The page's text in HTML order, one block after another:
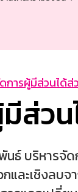
การผู้มีส่วนได้ส่
ส่ว
ธ์ บริหารจั
และเชิงลบ